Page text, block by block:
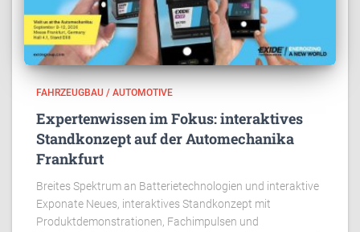
FAHRZEUGBAU / AUTOMOTIVE
Expertenwissen im Fokus: interaktives
Standkonzept auf der Automechanika
Frankfurt
Breites Spektrum an Batterietechnologien und interaktive
Exponate Neues, interaktives Standkonzept mit
Produktdemonstrationen, Fachimpulsen und